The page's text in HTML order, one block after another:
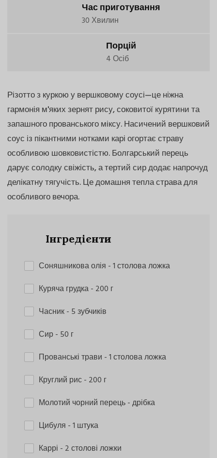
Час приготування
30 Хвилин
Порцій
4 Осіб
Різотто з куркою у вершковому соусі—це ніжна
гармонія м'яких зернят рису, соковитої курятини та
запашного прованського міксу. Насичений вершковий
соус із пікантними нотками карі огортає страву
особливою шовковистістю. Болгарський перець
дарує солодку свіжість, а тертий сир додає напрочуд
делікатну тягучість. Це домашня тепла страва для
особливого вечора.
Інгредієнти
Соняшникова олія - 1 столова ложка
Куряча грудка- 200 г
Часник- 5 зубчиків
Сир- 50 г
Прованські трави - 1 столова ложка
Круглий рис- 200 г
Молотий чорний перець- дрібка
Цибуля - 1 штука
Каррі - 2 столові ложки